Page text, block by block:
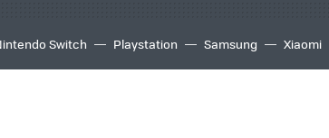
Switch Playstation Samsung Xiaomi